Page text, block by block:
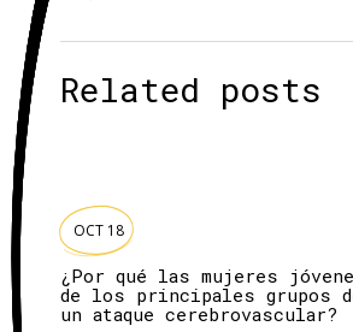
Related posts
OCT 18
¿Por qué las mujeres
de los principales grupos
un ataque cerebrovascular?